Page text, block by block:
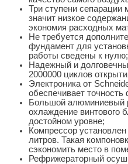
Три ступени сепарации
значит низкое
экономия расходных
Не требуется
фундамент для
работы сведены к нулю;
Надежный и
2000000 циклов
Электроника от
обеспечивает
Большой алюминиевый
охлаждение винтового
достойном уровне;
Компрессор
литров. Такая
сэкономить место в
Рефрижераторный